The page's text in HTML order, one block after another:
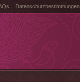
Datenschutzbestimmungen